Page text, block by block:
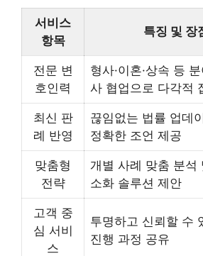
서비스
항목
특징 및 장
전문 변
호인력
형사·이혼·상속 등
사 협업으로 다각적
최신 판
례 반영
끊임없는 법률 업데
정확한 조언 제공
맞춤형
전략
개별 사례 맞춤 분석
소화 솔루션 제안
고객 중
심 서비
스
투명하고 신뢰할 수
진행 과정 공유